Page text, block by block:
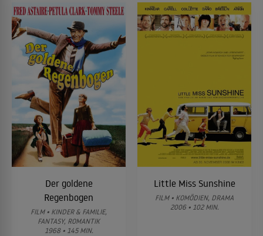
Der goldene
Regenbogen
FILM • KINDER & FAMILIE,
FANTASY, ROMANTIK
1968 • 145 MIN.
Little Miss Sunshine
FILM • KOMÖDIEN, DRAMA
2006 • 102 MIN.